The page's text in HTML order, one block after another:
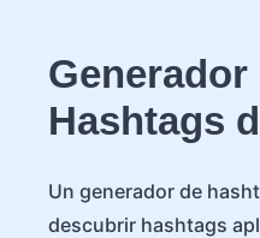
Generador
Hashtags
Un generador de
descubrir hashtags